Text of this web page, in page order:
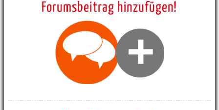
Forumsbeitrag hinzufügen!